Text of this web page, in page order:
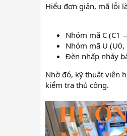
Hiểu đơn giản, mã lỗi
Nhóm mã C (C1
Nhóm mã U
Đèn nhấp nháy
Nhờ đó, kỹ thuật viên
kiểm tra thủ công.